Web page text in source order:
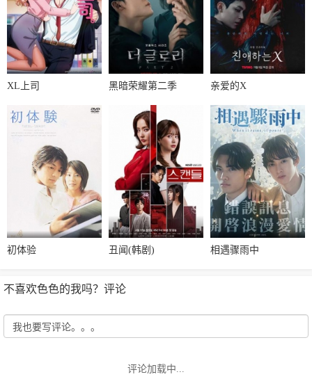
XL上司 黑暗荣耀第二季 亲爱的X
初体验 丑闻(韩剧) 相遇骤雨中
不喜欢色色的我吗？评论
评论加载中...